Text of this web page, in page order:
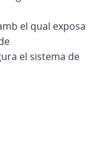
el qual exposa
el sistema de